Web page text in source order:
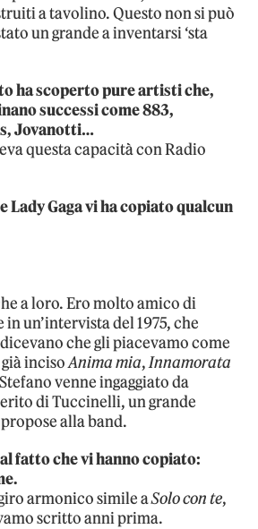
a tavolino. Questo non si può
un grande a inventarsi ‘sta
ha scoperto pure artisti che,
successi come 883,
Jovanotti…
questa capacità con Radio
Lady Gaga vi ha copiato qualcun
a loro. Ero molto amico di
in un’intervista del 1975, che
che gli piacevamo come
incisoAnima mia,Innamorata
venne ingaggiato da
di Tuccinelli, un grande
alla band.
fatto che vi hanno copiato:
armonico simile aSolo con te,
scritto anni prima.